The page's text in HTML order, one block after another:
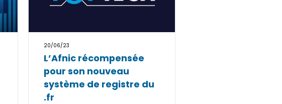
20/06/23
L’Afnic récompensée
pour son nouveau
système de registre du
.fr